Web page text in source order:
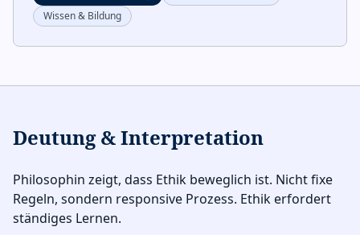
Wissen & Bildung
Deutung & Interpretation
Philosophin zeigt, dass Ethik beweglich ist. Nicht fixe
Regeln, sondern responsive Prozess. Ethik erfordert
ständiges Lernen.